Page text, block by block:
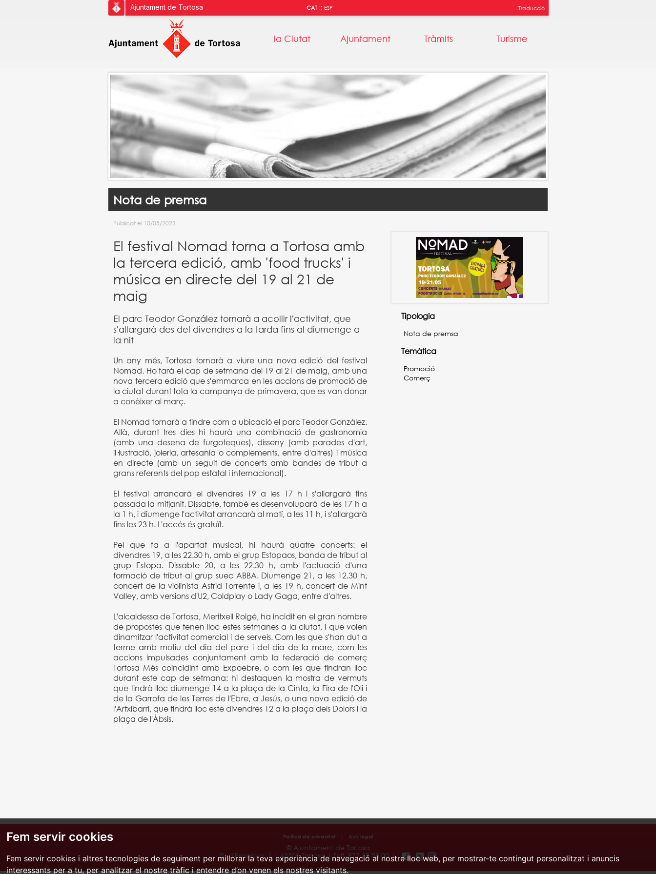
Fem servir cookies
Fem servir cookies i altres tecnologies de seguiment per millorar la teva experiència de navegació al nostre lloc web, per mostrar-te contingut personalitzat i anuncis
interessants per a tu, per analitzar el nostre tràfic i entendre d’on venen els nostres visitants.
Ajuntament de Tortosa CAT:: ESP Traducció
la Ciutat Ajuntament Tràmits Turisme
Nota de premsa
Publicat el 10/05/2023
El festival Nomad torna a Tortosa amb
la tercera edició, amb 'food trucks' i
música en directe del 19 al 21 de
maig
El parc Teodor González tornarà a acollir l'activitat, que
s'allargarà des del divendres a la tarda fins al diumenge a
la nit
Un any més, Tortosa tornarà a viure una nova edició del festival
Nomad. Ho farà el cap de setmana del 19 al 21 de maig, amb una
nova tercera edició que s'emmarca en les accions de promoció de
la ciutat durant tota la campanya de primavera, que es van donar
a conèixer al març.
El Nomad tornarà a tindre com a ubicació el parc Teodor González.
Allà, durant tres dies hi haurà una combinació de gastronomia
(amb una desena de furgoteques), disseny (amb parades d'art,
il·lustració, joieria, artesania o complements, entre d'altres) i música
en directe (amb un seguit de concerts amb bandes de tribut a
grans referents del pop estatal i internacional).
El festival arrancarà el divendres 19 a les 17 h i s'allargarà fins
passada la mitjanit. Dissabte, també es desenvoluparà de les 17 h a
la 1 h, i diumenge l'activitat arrancarà al matí, a les 11 h, i s'allargarà
fins les 23 h. L'accés és gratuït.
Pel que fa a l'apartat musical, hi haurà quatre concerts: el
divendres 19, a les 22.30 h, amb el grup Estopaos, banda de tribut al
grup Estopa. Dissabte 20, a les 22.30 h, amb l'actuació d'una
formació de tribut al grup suec ABBA. Diumenge 21, a les 12.30 h,
concert de la violinista Astrid Torrente i, a les 19 h, concert de Mint
Valley, amb versions d'U2, Coldplay o Lady Gaga, entre d'altres.
L'alcaldessa de Tortosa, Meritxell Roigé, ha incidit en el gran nombre
de propostes que tenen lloc estes setmanes a la ciutat, i que volen
dinamitzar l'activitat comercial i de serveis. Com les que s'han dut a
terme amb motiu del dia del pare i del dia de la mare, com les
accions impulsades conjuntament amb la federació de comerç
Tortosa Més coincidint amb Expoebre, o com les que tindran lloc
durant este cap de setmana: hi destaquen la mostra de vermuts
que tindrà lloc diumenge 14 a la plaça de la Cinta, la Fira de l'Oli i
de la Garrofa de les Terres de l'Ebre, a Jesús, o una nova edició de
l'Artxibarri, que tindrà lloc este divendres 12 a la plaça dels Dolors i la
plaça de l'Àbsis.
Tipologia
Nota de premsa
Temàtica
Promoció
Comerç
Política de privacitat | Avís legal
© Ajuntament de Tortosa
Pl. d'Espanya, 1 | 43500 Tortosa | Telf. 977 58 58 00 |